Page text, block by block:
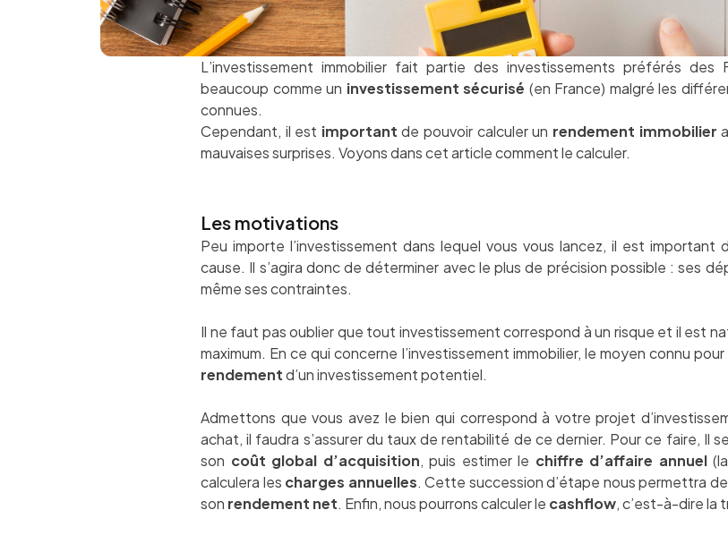
L’investissement immobilier fait partie des investissements préférés des
beaucoup comme un investissement sécurisé (en France) malgré les
connues.
Cependant, il est important de pouvoir calculer un rendement immobilier
mauvaises surprises. Voyons dans cet article comment le calculer.
Les motivations
Peu importe l’investissement dans lequel vous vous lancez, il est
cause. Il s’agira donc de déterminer avec le plus de précision possible : ses
même ses contraintes.
Il ne faut pas oublier que tout investissement correspond à un risque et il est
maximum. En ce qui concerne l’investissement immobilier, le moyen connu
rendementd’un investissement potentiel.
Admettons que vous avez le bien qui correspond à votre projet
achat, il faudra s’assurer du taux de rentabilité de ce dernier. Pour ce faire, Il
son coût global d’acquisition, puis estimer le chiffre d’affaire annuel
calculera les charges annuelles. Cette succession d’étape nous permettra
son rendement net. Enfin, nous pourrons calculer le cashflow, c’est-à-dire la